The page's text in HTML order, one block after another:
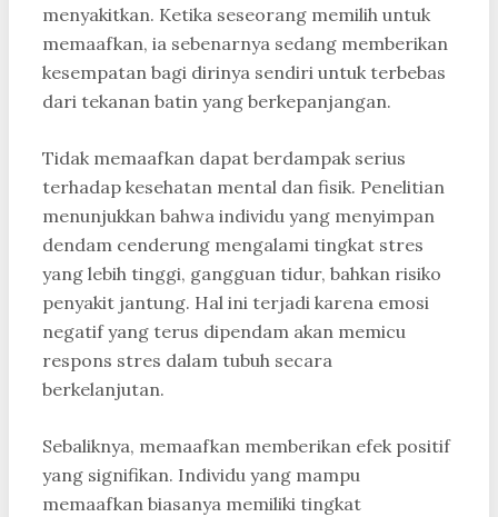
menyakitkan. Ketika seseorang memilih untuk
memaafkan, ia sebenarnya sedang memberikan
kesempatan bagi dirinya sendiri untuk terbebas
dari tekanan batin yang berkepanjangan.
Tidak memaafkan dapat berdampak serius
terhadap kesehatan mental dan fisik. Penelitian
menunjukkan bahwa individu yang menyimpan
dendam cenderung mengalami tingkat stres
yang lebih tinggi, gangguan tidur, bahkan risiko
penyakit jantung. Hal ini terjadi karena emosi
negatif yang terus dipendam akan memicu
respons stres dalam tubuh secara
berkelanjutan.
Sebaliknya, memaafkan memberikan efek positif
yang signifikan. Individu yang mampu
memaafkan biasanya memiliki tingkat